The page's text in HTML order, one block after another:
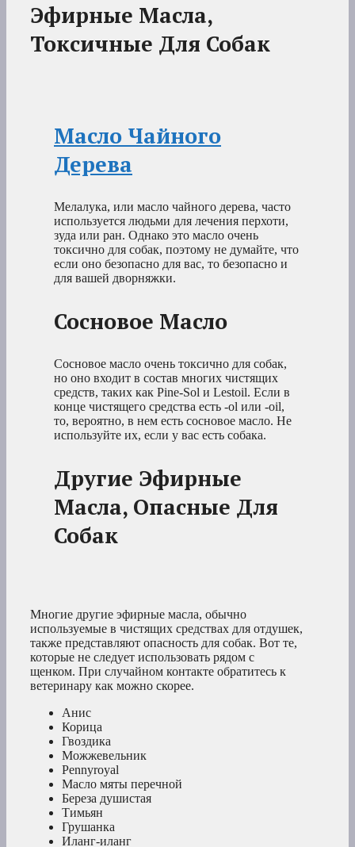
Эфирные Масла,
Токсичные Для Собак
Масло Чайного
Дерева
Мелалука, или масло чайного дерева, часто
используется людьми для лечения перхоти,
зуда или ран. Однако это масло очень
токсично для собак, поэтому не думайте, что
если оно безопасно для вас, то безопасно и
для вашей дворняжки.
Сосновое Масло
Сосновое масло очень токсично для собак,
но оно входит в состав многих чистящих
средств, таких как Pine-Sol и Lestoil. Если в
конце чистящего средства есть -ol или -oil,
то, вероятно, в нем есть сосновое масло. Не
используйте их, если у вас есть собака.
Другие Эфирные
Масла, Опасные Для
Собак
Многие другие эфирные масла, обычно
используемые в чистящих средствах для отдушек,
также представляют опасность для собак. Вот те,
которые не следует использовать рядом с
щенком. При случайном контакте обратитесь к
ветеринару как можно скорее.
Анис
Корица
Гвоздика
Можжевельник
Pennyroyal
Масло мяты перечной
Береза душистая
Тимьян
Грушанка
Иланг-иланг